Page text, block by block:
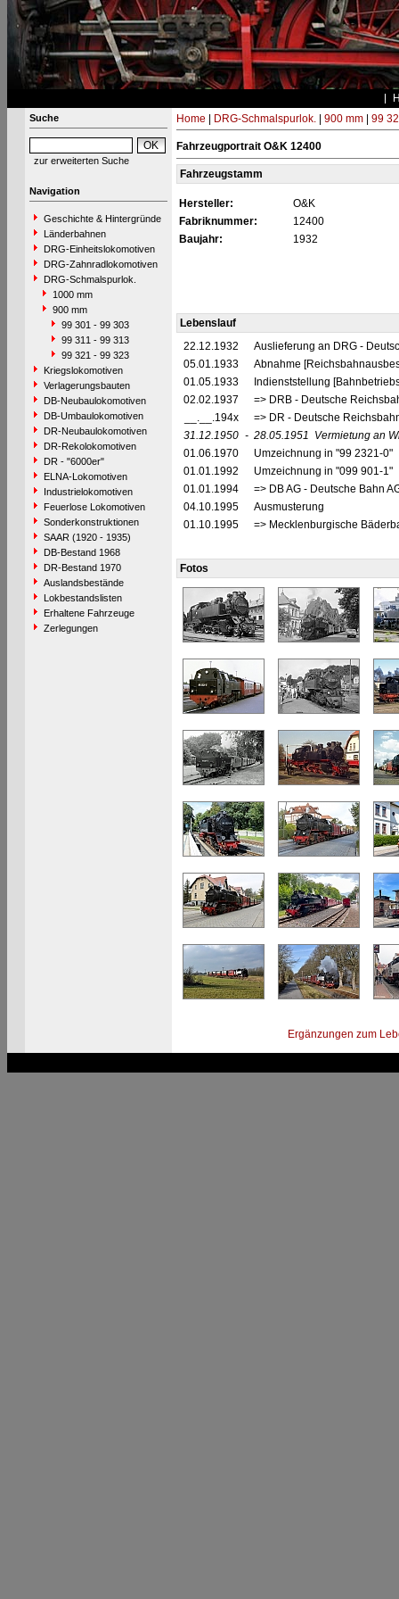
Suche
zur erweiterten Suche
Navigation
Geschichte & Hintergründe
Länderbahnen
DRG-Einheitslokomotiven
DRG-Zahnradlokomotiven
DRG-Schmalspurlok.
1000 mm
900 mm
99 301 - 99 303
99 311 - 99 313
99 321 - 99 323
Kriegslokomotiven
Verlagerungsbauten
DB-Neubaulokomotiven
DB-Umbaulokomotiven
DR-Neubaulokomotiven
DR-Rekolokomotiven
DR - "6000er"
ELNA-Lokomotiven
Industrielokomotiven
Feuerlose Lokomotiven
Sonderkonstruktionen
SAAR (1920 - 1935)
DB-Bestand 1968
DR-Bestand 1970
Auslandsbestände
Lokbestandslisten
Erhaltene Fahrzeuge
Zerlegungen
Home DRG-Schmalspurlok.| 900 mm| 99
Fahrzeugportrait O&K 12400
Fahrzeugstamm
Hersteller:
O&K
Fabriknummer:
12400
Baujahr:
1932
Lebenslauf
22.12.1932
Auslieferung an DRG -
05.01.1933
Abnahme
01.05.1933
Indienststellung
02.02.1937
=> DRB - Deutsche
__.__.194x
=> DR - Deutsche
31.12.1950 - 28.05.1951 Vermietung an
01.06.1970
Umzeichnung in "99 2321-0"
01.01.1992
Umzeichnung in "099 901-1"
01.01.1994
=> DB AG - Deutsche Bahn
04.10.1995
Ausmusterung
01.10.1995
=> Mecklenburgische
Fotos
Ergänzungen zum